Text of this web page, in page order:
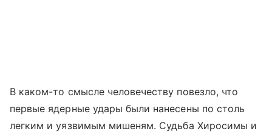
В каком-то смысле человечеству повезло, что
первые ядерные удары были нанесены по столь
легким и уязвимым мишеням. Судьба Хиросимы и